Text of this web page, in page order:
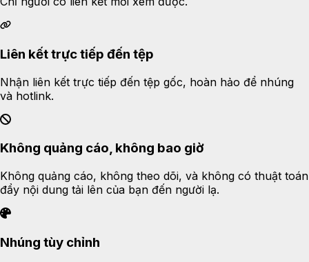
Liên kết trực tiếp đến tệp
Nhận liên kết trực tiếp đến tệp gốc, hoàn hảo để nhúng
và hotlink.
Không quảng cáo, không bao giờ
Không quảng cáo, không theo dõi, và không có thuật toán
đẩy nội dung tải lên của bạn đến người lạ.
Nhúng tùy chỉnh